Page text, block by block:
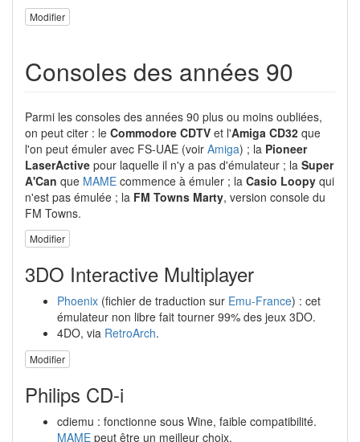
Modifier
Consoles des années 90
Parmi les consoles des années 90 plus ou moins oubliées,
on peut citer : le Commodore CDTV et l'Amiga CD32 que
l'on peut émuler avec FS-UAE (voir Amiga) ; la Pioneer
LaserActive pour laquelle il n'y a pas d'émulateur ; la Super
A'Can que MAME commence à émuler ; la Casio Loopy qui
n'est pas émulée ; la FM Towns Marty, version console du
FM Towns.
Modifier
3DO Interactive Multiplayer
Phoenix (fichier de traduction sur Emu-France) : cet
émulateur non libre fait tourner 99% des jeux 3DO.
4DO, via RetroArch.
Modifier
Philips CD-i
cdiemu : fonctionne sous Wine, faible compatibilité.
MAME peut être un meilleur choix.